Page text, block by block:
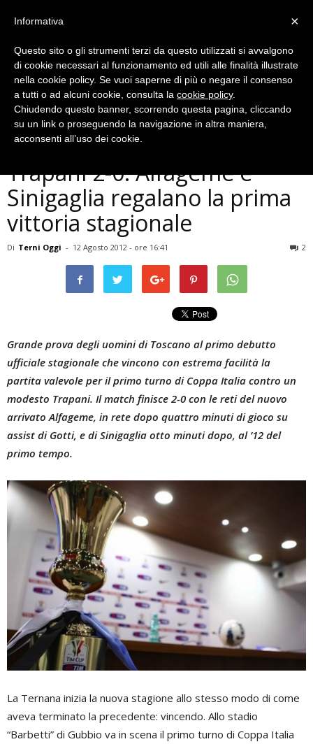
Ternana
Coppa Italia, Ternana-
Trapani 2-0: Alfageme e
Sinigaglia regalano la prima
vittoria stagionale
Di Terni Oggi - 12 Agosto 2012 - ore 16:41 2
Grande prova degli uomini di Toscano al primo debutto
ufficiale stagionale che vincono con estrema facilità la
partita valevole per il primo turno di Coppa Italia contro un
modesto Trapani. Il match finisce 2-0 con le reti del nuovo
arrivato Alfageme, in rete dopo quattro minuti di gioco su
assist di Gotti, e di Sinigaglia otto minuti dopo, al ’12 del
primo tempo.
La Ternana inizia la nuova stagione allo stesso modo di come
aveva terminato la precedente: vincendo. Allo stadio
“Barbetti” di Gubbio va in scena il primo turno di Coppa Italia
×
Informativa
Questo sito o gli strumenti terzi da questo utilizzati si avvalgono
di cookie necessari al funzionamento ed utili alle finalità illustrate
nella cookie policy. Se vuoi saperne di più o negare il consenso
a tutti o ad alcuni cookie, consulta la cookie policy.
Chiudendo questo banner, scorrendo questa pagina, cliccando
su un link o proseguendo la navigazione in altra maniera,
acconsenti all’uso dei cookie.